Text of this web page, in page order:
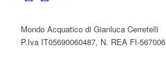
Mondo Acquatico di Gianluca Cerretelli
P.Iva IT05690060487, N. REA FI-567006